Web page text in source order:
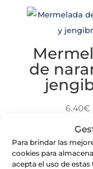
Para brindar las
cookies para
acepta el uso de
de
6.40€